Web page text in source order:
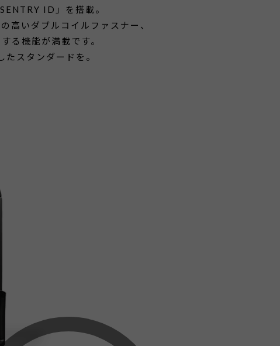
ID」を搭載。
高いダブルコイルファスナー、
る機能が満載です。
スタンダードを。